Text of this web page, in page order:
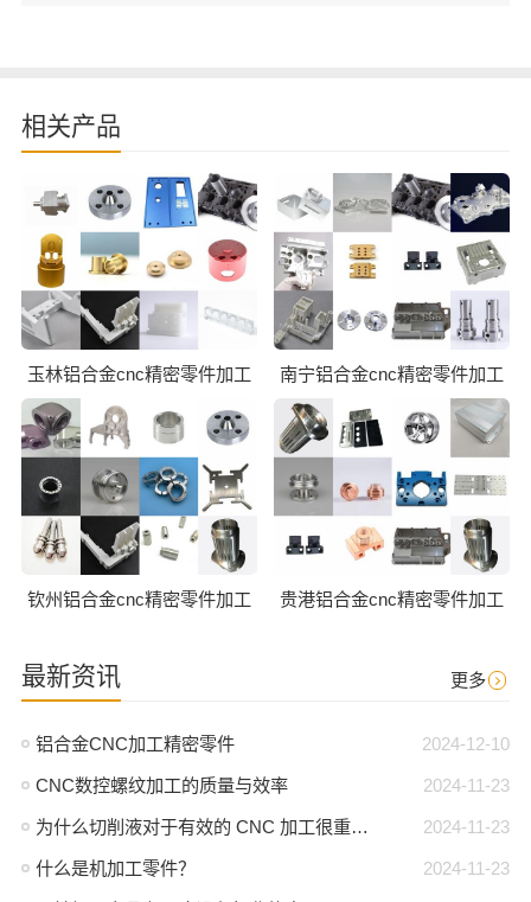
相关产品
玉林铝合金cnc精密零件加工 南宁铝合金cnc精密零件加工
钦州铝合金cnc精密零件加工 贵港铝合金cnc精密零件加工
最新资讯 更多
2024-12-10
铝合金CNC加工精密零件
2024-11-23
CNC数控螺纹加工的质量与效率
2024-11-23
为什么切削液对于有效的 CNC 加工很重要？
2024-11-23
什么是机加工零件？